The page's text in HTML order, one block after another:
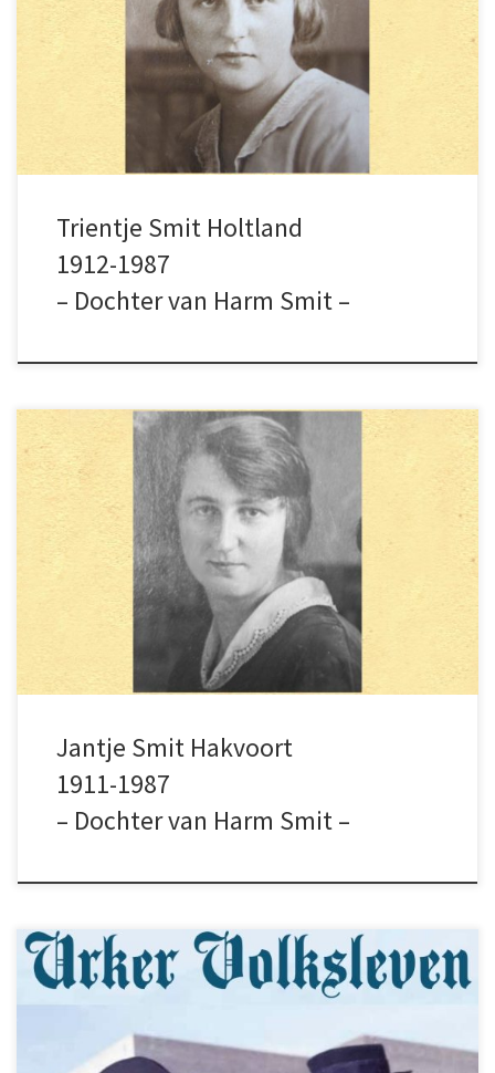
Schokland). Uitzonderlijk gastvrij. Haar huis
leek in het weekend een studenten sociëteit.
Dit misschien als gevolg van de eenzaamheid
Trientje Smit Holtland
1912-1987
– Dochter van Harm Smit –
Mijn moeder kwam nog af en toe op
Schokland. Ze moest bij haar opoe die ziek was
en die in Kampen woonde en opoe die op Urk
woonde. Ze heeft ze verzorgd dus ging ze af
en toe een weekend.
Jantje Smit Hakvoort
1911-1987
– Dochter van Harm Smit –
veldwachter Smit. Het werd gepubliceerd in